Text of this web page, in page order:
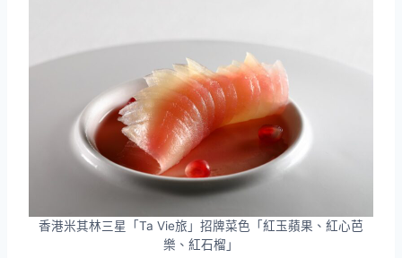
香港米其林三星「Ta Vie旅」招牌菜色「紅玉蘋果、紅心芭
樂、紅石榴」